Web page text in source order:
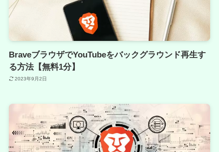
BraveブラウザでYouTubeをバックグラウンド再生す
る方法【無料1分】
2023年9月2日